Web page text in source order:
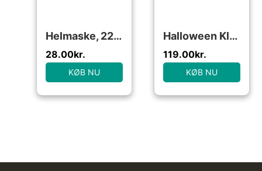
Helmaske, 22 cm, 1 stk.
28.00kr.
KØB NU
Halloween Klovn Halvmaske Hvid/Rød
119.00kr.
KØB NU